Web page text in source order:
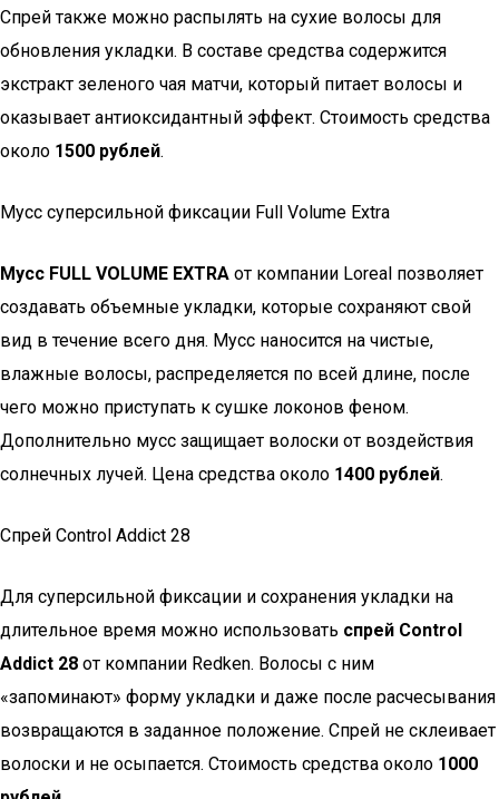
Спрей также можно распылять на сухие волосы для
обновления укладки. В составе средства содержится
экстракт зеленого чая матчи, который питает волосы и
оказывает антиоксидантный эффект. Стоимость средства
около 1500 рублей.
Мусс суперсильной фиксации Full Volume Extra
Мусс FULL VOLUME EXTRA от компании Loreal позволяет
создавать объемные укладки, которые сохраняют свой
вид в течение всего дня. Мусс наносится на чистые,
влажные волосы, распределяется по всей длине, после
чего можно приступать к сушке локонов феном.
Дополнительно мусс защищает волоски от воздействия
солнечных лучей. Цена средства около 1400 рублей.
Спрей Control Addict 28
Для суперсильной фиксации и сохранения укладки на
длительное время можно использовать спрей Control
Addict 28 от компании Redken. Волосы с ним
«запоминают» форму укладки и даже после расчесывания
возвращаются в заданное положение. Спрей не склеивает
волоски и не осыпается. Стоимость средства около 1000